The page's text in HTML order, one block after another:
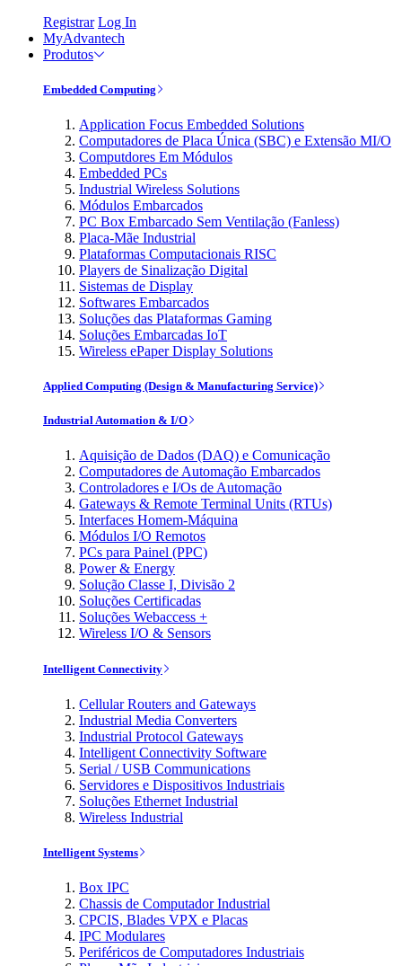
Registrar Log In
MyAdvantech
Produtos
Embedded Computing
Application Focus Embedded Solutions
Computadores de Placa Única (SBC) e Extensão MI/O
Computdores Em Módulos
Embedded PCs
Industrial Wireless Solutions
Módulos Embarcados
PC Box Embarcado Sem Ventilação (Fanless)
Placa-Mãe Industrial
Plataformas Computacionais RISC
Players de Sinalização Digital
Sistemas de Display
Softwares Embarcados
Soluções das Plataformas Gaming
Soluções Embarcadas IoT
Wireless ePaper Display Solutions
Applied Computing (Design & Manufacturing Service)
Industrial Automation & I/O
Aquisição de Dados (DAQ) e Comunicação
Computadores de Automação Embarcados
Controladores e I/Os de Automação
Gateways & Remote Terminal Units (RTUs)
Interfaces Homem-Máquina
Módulos I/O Remotos
PCs para Painel (PPC)
Power & Energy
Solução Classe I, Divisão 2
Soluções Certificadas
Soluções Webaccess +
Wireless I/O & Sensors
Intelligent Connectivity
Cellular Routers and Gateways
Industrial Media Converters
Industrial Protocol Gateways
Intelligent Connectivity Software
Serial / USB Communications
Servidores e Dispositivos Industriais
Soluções Ethernet Industrial
Wireless Industrial
Intelligent Systems
Box IPC
Chassis de Computador Industrial
CPCIS, Blades VPX e Placas
IPC Modulares
Periféricos de Computadores Industriais